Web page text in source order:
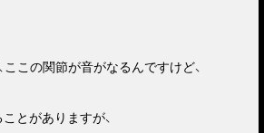
ここの関節が音がなるんですけど、
とがありますが、